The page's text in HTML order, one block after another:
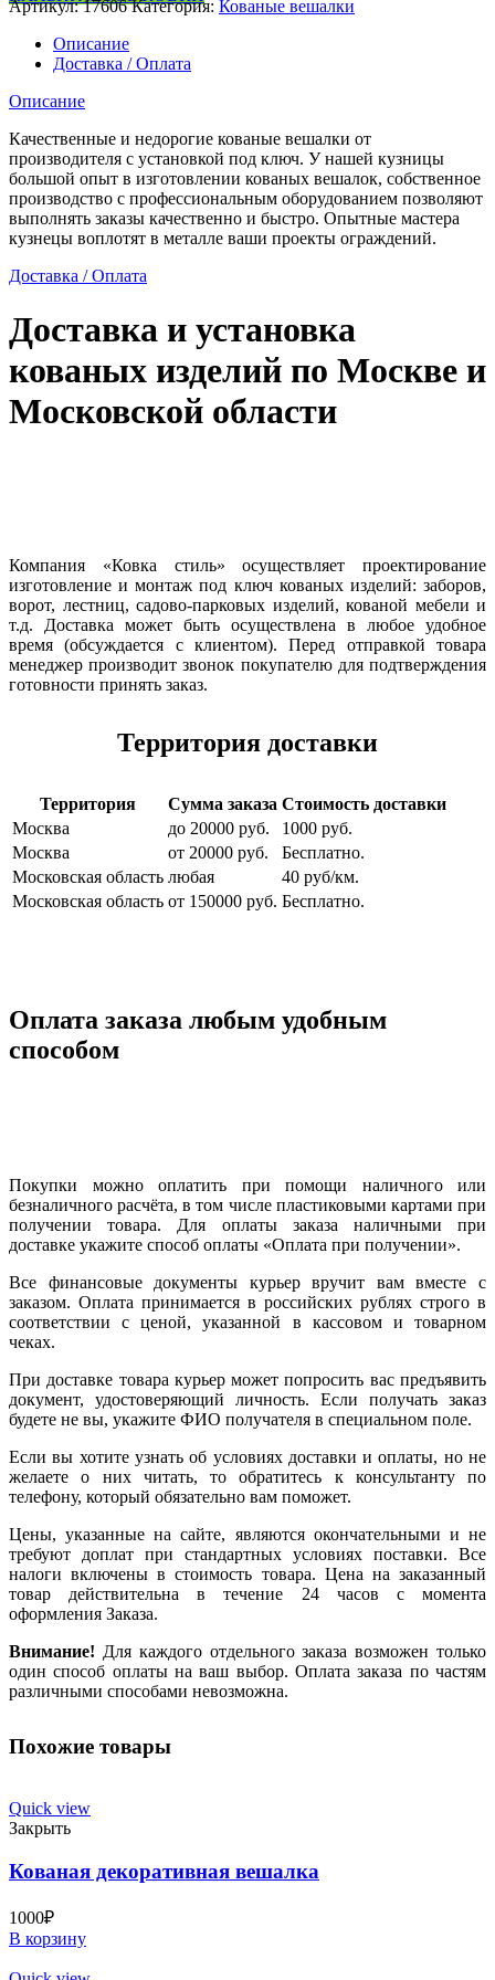
элитная
вешалка
Артикул:17606 Категория: Кованые вешалки
Описание
Доставка / Оплата
Описание
Качественные и недорогие кованые вешалки от
производителя с установкой под ключ. У нашей кузницы
большой опыт в изготовлении кованых вешалок, собственное
производство с профессиональным оборудованием позволяют
выполнять заказы качественно и быстро. Опытные мастера
кузнецы воплотят в металле ваши проекты ограждений.
Доставка / Оплата
Доставка и установка
кованых изделий по Москве и
Московской области
Компания «Ковка стиль» осуществляет проектирование
изготовление и монтаж под ключ кованых изделий: заборов,
ворот, лестниц, садово-парковых изделий, кованой мебели и
т.д. Доставка может быть осуществлена в любое удобное
время (обсуждается с клиентом). Перед отправкой товара
менеджер производит звонок покупателю для подтверждения
готовности принять заказ.
Территория доставки
Территория Сумма заказа Стоимость доставки
Москва
до 20000 руб.
1000 руб.
Москва
от 20000 руб.
Бесплатно.
Московская область любая
40 руб/км.
Московская область от 150000 руб. Бесплатно.
Оплата заказа любым удобным
способом
Покупки можно оплатить при помощи наличного или
безналичного расчёта, в том числе пластиковыми картами при
получении товара. Для оплаты заказа наличными при
доставке укажите способ оплаты «Оплата при получении».
Все финансовые документы курьер вручит вам вместе с
заказом. Оплата принимается в российских рублях строго в
соответствии с ценой, указанной в кассовом и товарном
чеках.
При доставке товара курьер может попросить вас предъявить
документ, удостоверяющий личность. Если получать заказ
будете не вы, укажите ФИО получателя в специальном поле.
Если вы хотите узнать об условиях доставки и оплаты, но не
желаете о них читать, то обратитесь к консультанту по
телефону, который обязательно вам поможет.
Цены, указанные на сайте, являются окончательными и не
требуют доплат при стандартных условиях поставки. Все
налоги включены в стоимость товара. Цена на заказанный
товар действительна в течение 24 часов с момента
оформления Заказа.
Внимание! Для каждого отдельного заказа возможен только
один способ оплаты на ваш выбор. Оплата заказа по частям
различными способами невозможна.
Похожие товары
Quick view
Закрыть
Кованая декоративная вешалка
1000₽
В корзину